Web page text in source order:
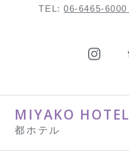
TEL:06-6465-6000
MIYAKO HOTEL
都ホテル